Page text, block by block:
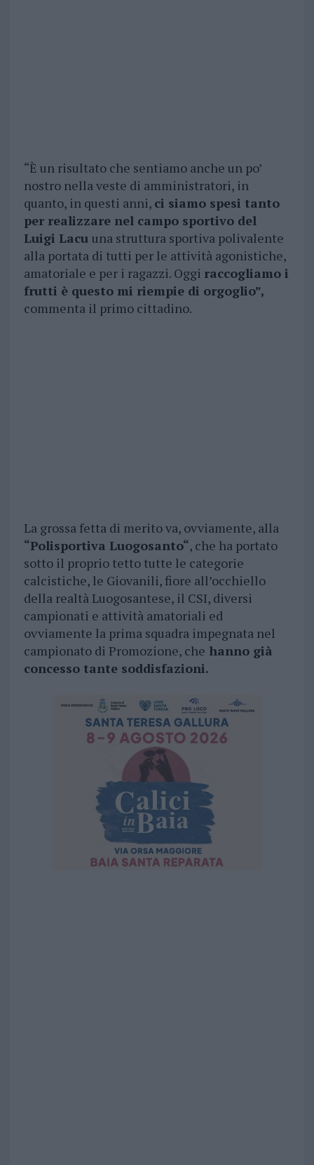
“È un risultato che sentiamo anche un po’
nostro nella veste di amministratori, in
quanto, in questi anni, ci siamo spesi tanto
per realizzare nel campo sportivo del
Luigi Lacu una struttura sportiva polivalente
alla portata di tutti per le attività agonistiche,
amatoriale e per i ragazzi. Oggi raccogliamo i
frutti è questo mi riempie di orgoglio”,
commenta il primo cittadino.
La grossa fetta di merito va, ovviamente, alla
“Polisportiva Luogosanto“, che ha portato
sotto il proprio tetto tutte le categorie
calcistiche, le Giovanili, fiore all’occhiello
della realtà Luogosantese, il CSI, diversi
campionati e attività amatoriali ed
ovviamente la prima squadra impegnata nel
campionato di Promozione, che hanno già
concesso tante soddisfazioni.